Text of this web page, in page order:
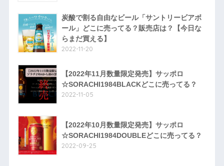
炭酸で割る自由なビール「サントリービアボ
ール」どこに売ってる？販売店は？【今日な
らまだ買える】
2022-11-20
【2022年11月数量限定発売】サッポロ
☆SORACHI1984BLACKどこに売ってる？
2022-11-05
【2022年10月数量限定発売】サッポロ
☆SORACHI1984DOUBLEどこに売ってる？
2022-09-25